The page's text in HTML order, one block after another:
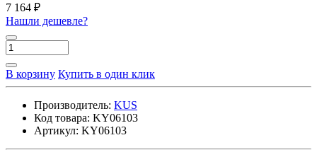
7 164 ₽
Нашли дешевле?
В корзину Купить в один клик
Производитель: KUS
Код товара: KY06103
Артикул: KY06103